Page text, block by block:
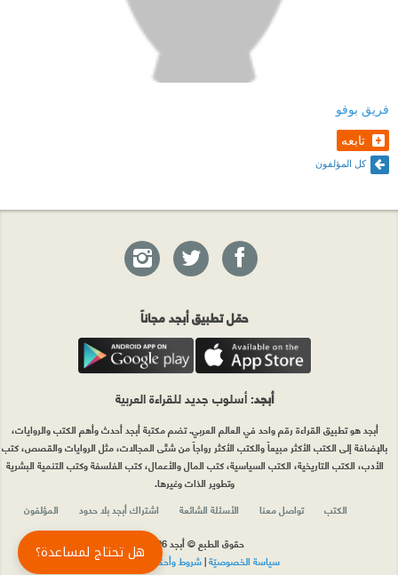
فريق بوفو
تابعه
كل المؤلفون
حمّل تطبيق أبجد مجاناً
أبجد: أسلوب جديد للقراءة العربية
أبجد هو تطبيق القراءة رقم واحد في العالم العربي. تضم مكتبة أبجد أحدث وأهم الكتب والروايات،
بالإضافة إلى الكتب الأكثر مبيعاً والكتب الأكثر رواجاً من شتّى المجالات، مثل الروايات والقصص، كتب
الأدب، الكتب التاريخية، الكتب السياسية، كتب المال والأعمال، كتب الفلسفة وكتب التنمية البشرية
وتطوير الذات وغيرها.
الكتب
تواصل معنا الأسئلة الشائعة اشتراك أبجد بلا حدود
المؤلفون
حقوق الطبع © أبجد 2026
سياسة الخصوصيّة|شروط وأحكام الاستخدامهل تحتاج لمساعدة؟